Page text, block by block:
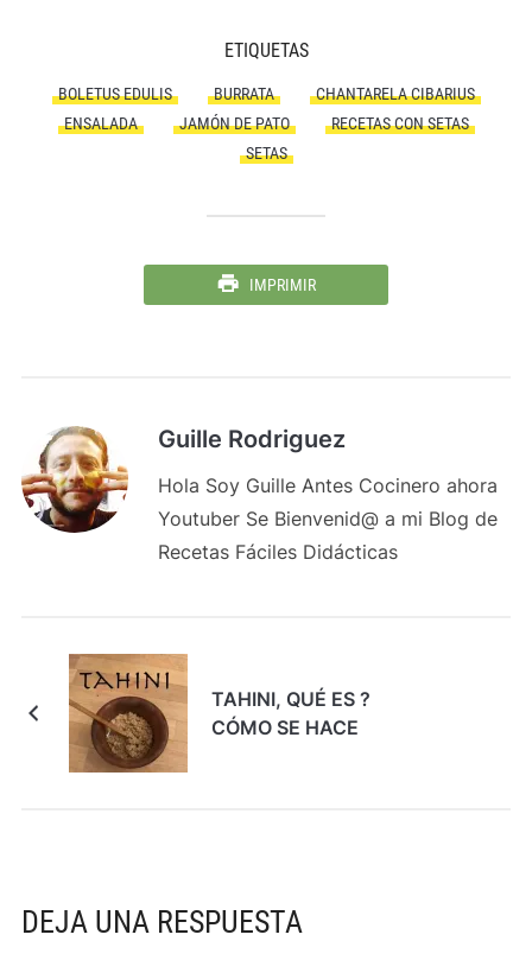
ETIQUETAS
BOLETUS EDULIS BURRATA
CHANTARELA CIBARIUS
ENSALADA
JAMÓN DE PATO
RECETAS CON SETAS
SETAS
IMPRIMIR
Guille Rodriguez
Hola Soy Guille Antes Cocinero ahora
Youtuber Se Bienvenid@ a mi Blog de
Recetas Fáciles Didácticas
TAHINI, QUÉ ES ?
CÓMO SE HACE
DEJA UNA RESPUESTA